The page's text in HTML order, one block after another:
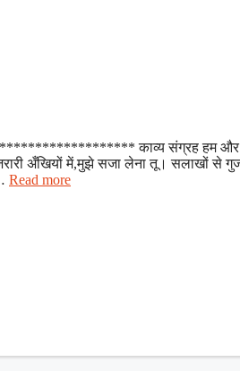
काव्य संग्रह हम और
अँखियों में,मुझे सजा लेना तू। सलाखों से
Read more